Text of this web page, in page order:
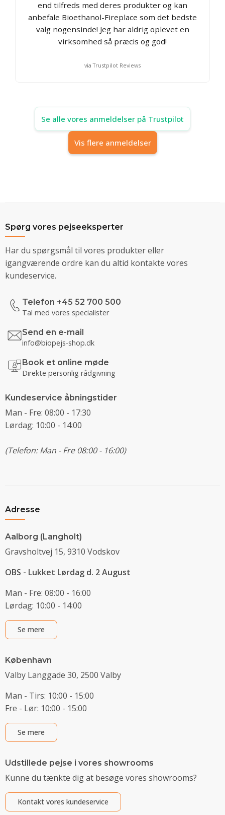
end tilfreds med deres produkter og kan
anbefale Bioethanol-Fireplace som det bedste
valg nogensinde! Jeg har aldrig oplevet en
virksomhed så præcis og god!
via Trustpilot Reviews
Se alle vores anmeldelser på Trustpilot
Vis flere anmeldelser
Spørg vores pejseeksperter
Har du spørgsmål til vores produkter eller
igangværende ordre kan du altid kontakte vores
kundeservice.
Telefon +45 52 700 500
Tal med vores specialister
Send en e-mail
info@biopejs-shop.dk
Book et online møde
Direkte personlig rådgivning
Kundeservice åbningstider
Man - Fre: 08:00 - 17:30
Lørdag: 10:00 - 14:00
(Telefon: Man - Fre 08:00 - 16:00)
Adresse
Aalborg (Langholt)
Gravsholtvej 15, 9310 Vodskov
OBS - Lukket Lørdag d. 2 August
Man - Fre: 08:00 - 16:00
Lørdag: 10:00 - 14:00
Se mere
København
Valby Langgade 30, 2500 Valby
Man - Tirs: 10:00 - 15:00
Fre - Lør: 10:00 - 15:00
Se mere
Udstillede pejse i vores showrooms
Kunne du tænkte dig at besøge vores showrooms?
Kontakt vores kundeservice